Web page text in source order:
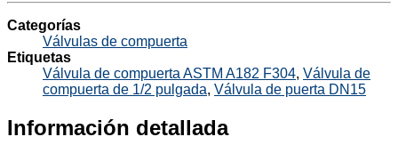
Categorías
Válvulas de compuerta
Etiquetas
Válvula de compuerta ASTM A182 F304, Válvula de
compuerta de 1/2 pulgada, Válvula de puerta DN15
Información detallada